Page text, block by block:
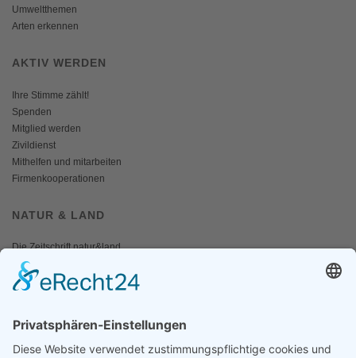
Umweltthemen
Arten erkennen
AKTIV WERDEN
Ihre Stimme zählt!
Spenden
Mitglied werden
Zivildienst
Mithelfen und mitarbeiten
Firmenkooperationen
NATUR & LAND
Die Zeitschrift natur&land
Archiv
Mediadaten
Fotos und Logos